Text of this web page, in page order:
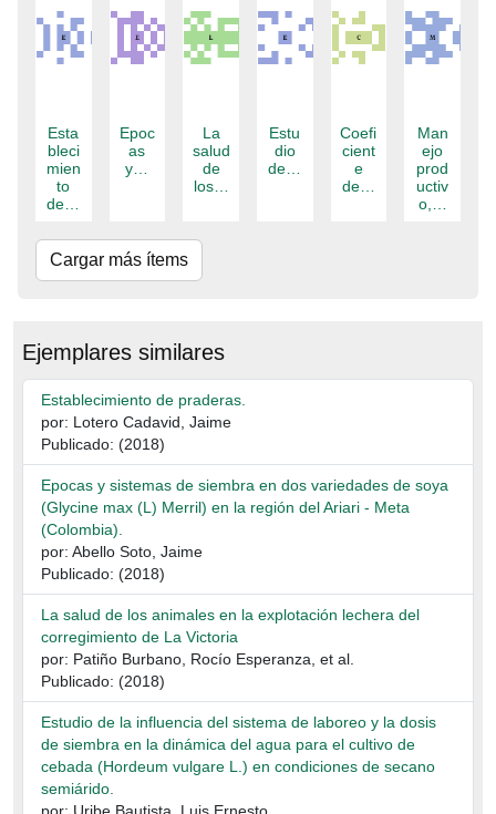
Esta
bleci
mien
to
de…
Epoc
as
y…
La
salud
de
los…
Estu
dio
de…
Coefi
cient
e
de…
Man
ejo
prod
uctiv
o,…
Cargar más ítems
Ejemplares similares
Establecimiento de praderas.
por: Lotero Cadavid, Jaime
Publicado: (2018)
Epocas y sistemas de siembra en dos variedades de soya
(Glycine max (L) Merril) en la región del Ariari - Meta
(Colombia).
por: Abello Soto, Jaime
Publicado: (2018)
La salud de los animales en la explotación lechera del
corregimiento de La Victoria
por: Patiño Burbano, Rocío Esperanza, et al.
Publicado: (2018)
Estudio de la influencia del sistema de laboreo y la dosis
de siembra en la dinámica del agua para el cultivo de
cebada (Hordeum vulgare L.) en condiciones de secano
semiárido.